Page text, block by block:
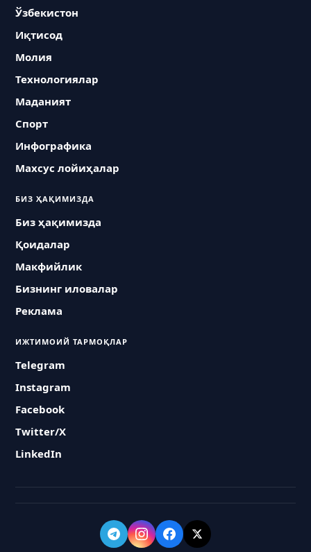
Ўзбекистон
Иқтисод
Молия
Технологиялар
Маданият
Спорт
Инфографика
Махсус лойиҳалар
БИЗ ҲАҚИМИЗДА
Биз ҳақимизда
Қоидалар
Макфийлик
Бизнинг иловалар
Реклама
ИЖТИМОИЙ ТАРМОҚЛАР
Telegram
Instagram
Facebook
Twitter/X
LinkedIn